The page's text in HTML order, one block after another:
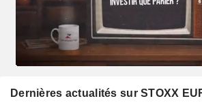
Dernières actualités sur STOXX